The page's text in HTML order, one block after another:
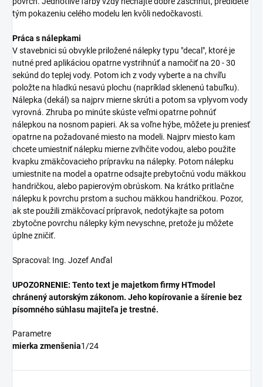
tým pokazeniu celého modelu len kvôli nedočkavosti.
Práca s nálepkami
V stavebnici sú obvykle priložené nálepky typu "decal", ktoré je
nutné pred aplikáciou opatrne vystrihnúť a namočiť na 20 - 30
sekúnd do teplej vody. Potom ich z vody vyberte a na chvíľu
položte na hladkú nesavú plochu (napríklad sklenenú tabuľku).
Nálepka (dekál) sa najprv mierne skrúti a potom sa vplyvom vody
vyrovná. Zhruba po minúte skúste veľmi opatrne pohnúť
nálepkou na nosnom papieri. Ak sa voľne hýbe, môžete ju preniesť
opatrne na požadované miesto na modeli. Najprv miesto kam
chcete umiestniť nálepku mierne zvlhčite vodou, alebo použite
kvapku zmäkčovacieho prípravku na nálepky. Potom nálepku
umiestnite na model a opatrne odsajte prebytočnú vodu mäkkou
handričkou, alebo papierovým obrúskom. Na krátko pritlačne
nálepku k povrchu prstom a suchou mäkkou handričkou. Pozor,
ak ste použili zmäkčovací prípravok, nedotýkajte sa potom
zbytočne povrchu nálepky kým nevyschne, pretože ju môžete
úplne zničiť.
Spracoval: Ing. Jozef Anďal
UPOZORNENIE: Tento text je majetkom firmy HTmodel
chránený autorským zákonom. Jeho kopírovanie a šírenie bez
písomného súhlasu majiteľa je trestné.
Parametre
mierka zmenšenia1/24